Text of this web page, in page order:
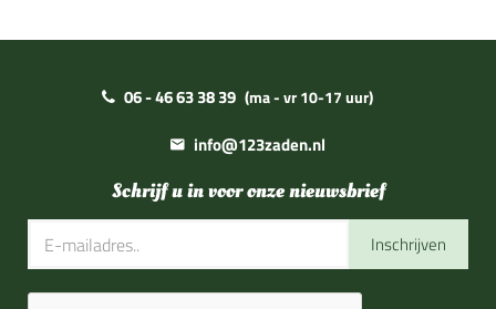
06 - 46 63 38 39 (ma - vr 10-17 uur)
info@123zaden.nl
Schrijf u in voor onze nieuwsbrief
Inschrijven